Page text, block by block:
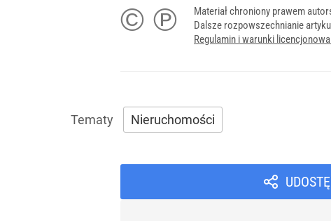
© ℗
Materiał chroniony prawem
Dalsze rozpowszechnianie
Regulamin i warunki
Nieruchomości